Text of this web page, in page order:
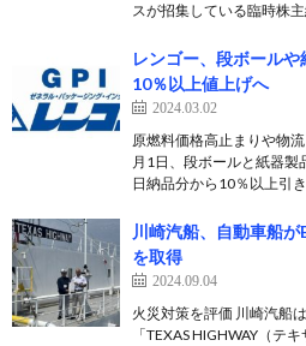
スが招集している臨時株
レンゴー、段ボール
10％以上値上げへ
2024.03.02
原燃料価格高止まりや物
月1日、段ボールと紙器
日納品分から10％以上引
川崎汽船、自動車船
を取得
2024.09.04
火災対策を評価 川崎汽船
「TEXAS HIGHWAY（テ